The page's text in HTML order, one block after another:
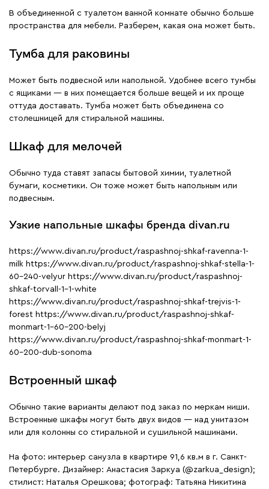
В объединенной с туалетом ванной комнате обычно больше
пространства для мебели. Разберем, какая она может быть.
Тумба для раковины
Может быть подвесной или напольной. Удобнее всего тумбы
с ящиками — в них помещается больше вещей и их проще
оттуда доставать. Тумба может быть объединена со
столешницей для стиральной машины.
Шкаф для мелочей
Обычно туда ставят запасы бытовой химии, туалетной
бумаги, косметики. Он тоже может быть напольным или
подвесным.
Узкие напольные шкафы бренда divan.ru
https://www.divan.ru/product/raspashnoj-shkaf-ravenna-1-
milk https://www.divan.ru/product/raspashnoj-shkaf-stella-1-
60-240-velyur https://www.divan.ru/product/raspashnoj-
shkaf-torvall-1-1-white
https://www.divan.ru/product/raspashnoj-shkaf-trejvis-1-
forest https://www.divan.ru/product/raspashnoj-shkaf-
monmart-1-60-200-belyj
https://www.divan.ru/product/raspashnoj-shkaf-monmart-1-
60-200-dub-sonoma
Встроенный шкаф
Обычно такие варианты делают под заказ по меркам ниши.
Встроенные шкафы могут быть двух видов — над унитазом
или для колонны со стиральной и сушильной машинами.
На фото: интерьер санузла в квартире 91,6 кв.м в г. Санкт-
Петербурге. Дизайнер: Анастасия Заркуа (@zarkua_design);
стилист: Наталья Орешкова; фотограф: Татьяна Никитина